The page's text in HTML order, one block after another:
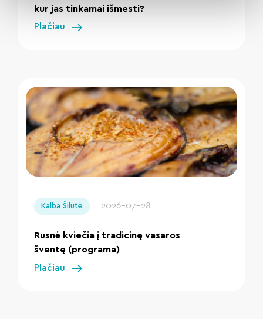
kur jas tinkamai išmesti?
Plačiau
Kalba Šilutė 2026-07-28
Rusnė kviečia į tradicinę vasaros
šventę (programa)
Plačiau